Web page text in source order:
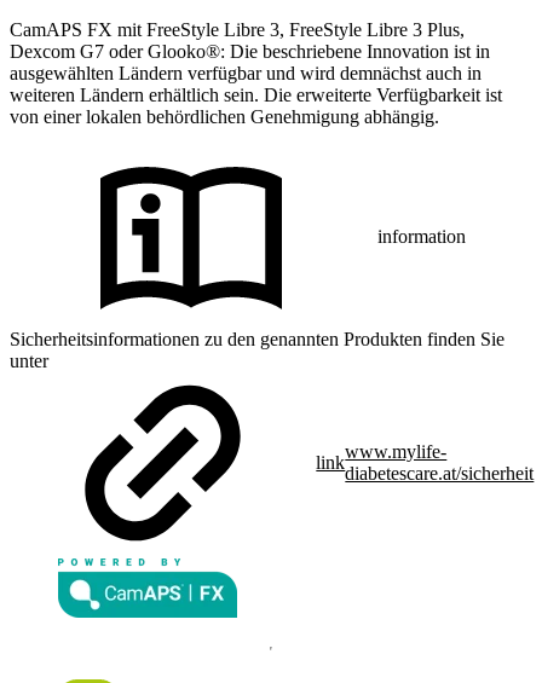
CamAPS FX mit FreeStyle Libre 3, FreeStyle Libre 3 Plus,
Dexcom G7 oder Glooko®: Die beschriebene Innovation ist in
ausgewählten Ländern verfügbar und wird demnächst auch in
weiteren Ländern erhältlich sein. Die erweiterte Verfügbarkeit ist
von einer lokalen behördlichen Genehmigung abhängig.
information
Sicherheitsinformationen zu den genannten Produkten finden Sie
unter
link
www.mylife-
diabetescare.at/sicherheit